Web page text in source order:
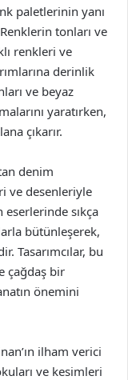
paletlerinin yanı
tonları ve
renkleri ve
derinlik
ve beyaz
yaratırken,
çıkarır.
denim
ve desenleriyle
eserlerinde sıkça
bütünleşerek,
Tasarımcılar, bu
çağdaş bir
önemini
ilham verici
ve kesimleri